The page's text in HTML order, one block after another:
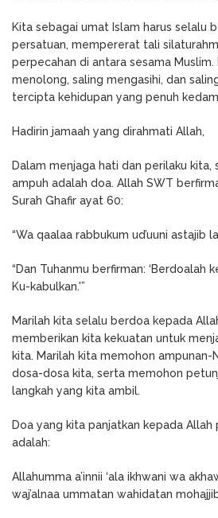
Kita sebagai umat Islam harus selalu
persatuan, mempererat tali
perpecahan di antara sesama
menolong, saling mengasihi, dan
tercipta kehidupan yang penuh
Hadirin jamaah yang dirahmati Allah,
Dalam menjaga hati dan perilaku kita,
ampuh adalah doa. Allah SWT
Surah Ghafir ayat 60:
“Wa qaalaa rabbukum ud’uuni astajib
“Dan Tuhanmu berfirman: ‘Berdoalah
Ku-kabulkan.'”
Marilah kita selalu berdoa kepada
memberikan kita kekuatan untuk
kita. Marilah kita memohon ampunan-
dosa-dosa kita, serta memohon
langkah yang kita ambil.
Doa yang kita panjatkan kepada Allah
adalah:
Allahumma a’innii ‘ala ikhwani wa
waj’alnaa ummatan wahidatan